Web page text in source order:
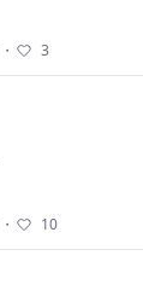
・ 3
・ 10